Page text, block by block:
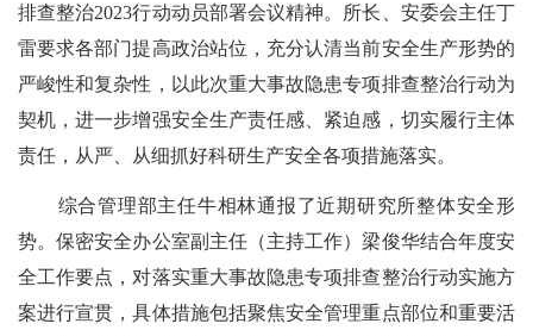
排查整治2023行动动员部署会议精神。所长、安委会主任丁
雷要求各部门提高政治站位，充分认清当前安全生产形势的
严峻性和复杂性，以此次重大事故隐患专项排查整治行动为
契机，进一步增强安全生产责任感、紧迫感，切实履行主体
责任，从严、从细抓好科研生产安全各项措施落实。
综合管理部主任牛相林通报了近期研究所整体安全形
势。保密安全办公室副主任（主持工作）梁俊华结合年度安
全工作要点，对落实重大事故隐患专项排查整治行动实施方
案进行宣贯，具体措施包括聚焦安全管理重点部位和重要活